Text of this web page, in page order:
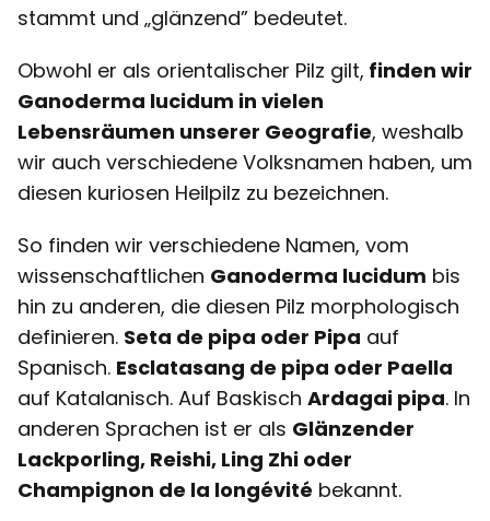
stammt und „glänzend” bedeutet.
Obwohl er als orientalischer Pilz gilt, finden wir
Ganoderma lucidum in vielen
Lebensräumen unserer Geografie, weshalb
wir auch verschiedene Volksnamen haben, um
diesen kuriosen Heilpilz zu bezeichnen.
So finden wir verschiedene Namen, vom
wissenschaftlichen Ganoderma lucidum bis
hin zu anderen, die diesen Pilz morphologisch
definieren. Seta de pipa oder Pipa auf
Spanisch. Esclatasang de pipa oder Paella
auf Katalanisch. Auf Baskisch Ardagai pipa. In
anderen Sprachen ist er als Glänzender
Lackporling, Reishi, Ling Zhi oder
Champignon de la longévité bekannt.